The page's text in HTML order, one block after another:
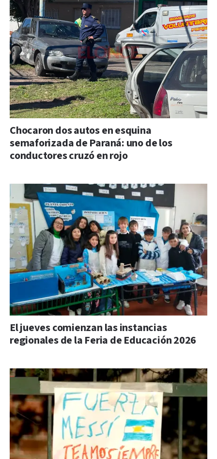
Chocaron dos autos en esquina
semaforizada de Paraná: uno de los
conductores cruzó en rojo
El jueves comienzan las instancias
regionales de la Feria de Educación 2026